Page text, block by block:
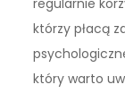
regularnie
którzy płacą
który warto